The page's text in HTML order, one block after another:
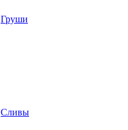
Груши
Сливы